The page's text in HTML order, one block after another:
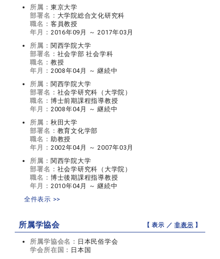
所属： 東京大学
部署名： 大学院総合文化研究科
職名： 客員教授
年月： 2016年09月 ～ 2017年03月
所属： 関西学院大学
部署名： 社会学部 社会学科
職名： 教授
年月： 2008年04月 ～ 継続中
所属： 関西学院大学
部署名： 社会学研究科（大学院）
職名： 博士前期課程指導教授
年月： 2008年04月 ～ 継続中
所属： 秋田大学
部署名： 教育文化学部
職名： 助教授
年月： 2002年04月 ～ 2007年03月
所属： 関西学院大学
部署名： 社会学研究科（大学院）
職名： 博士後期課程指導教授
年月： 2010年04月 ～ 継続中
全件表示 >>
所属学協会 【 表示 ／非表示 】
所属学協会名： 日本民俗学会
学会所在国： 日本国